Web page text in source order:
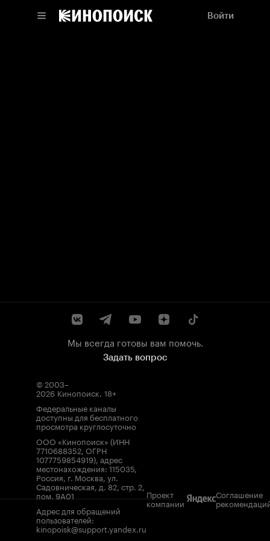
Войти
Мы всегда готовы вам помочь.
Задать вопрос
© 2003–
2026 Кинопоиск. 18+
Федеральные каналы
доступны для бесплатного
просмотра круглосуточно
ООО «Кинопоиск» (ИНН
7710688352, ОГРН
1077759854919), адрес
местонахождения: 115035,
Россия, г. Москва, ул.
Садовническая, д. 82, стр. 2,
пом. 9А01
Адрес для обращений
пользователей:
kinopoisk@support.yandex.ru
Проект
компании
Соглашение